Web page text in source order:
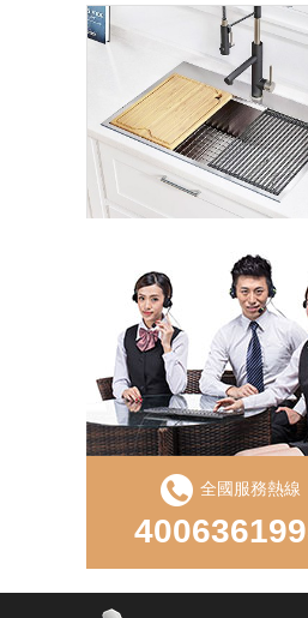
LS850D手工盆直角雙槽
全國服務熱線